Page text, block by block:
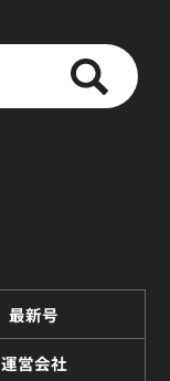
最新号
運営会社